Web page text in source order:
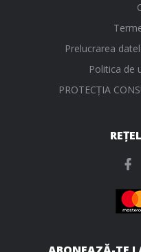
Prelucrarea
Politica de
PROTECŢIA